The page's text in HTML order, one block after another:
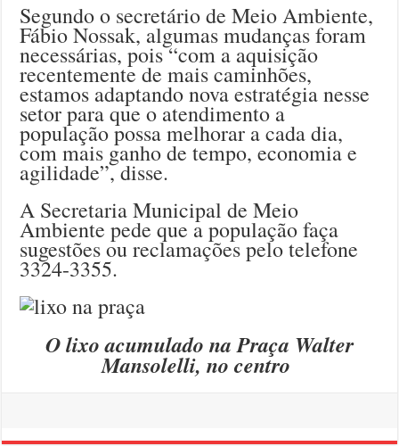
Segundo o secretário de Meio Ambiente,
Fábio Nossak, algumas mudanças foram
necessárias, pois “com a aquisição
recentemente de mais caminhões,
estamos adaptando nova estratégia nesse
setor para que o atendimento a
população possa melhorar a cada dia,
com mais ganho de tempo, economia e
agilidade”, disse.
A Secretaria Municipal de Meio
Ambiente pede que a população faça
sugestões ou reclamações pelo telefone
3324-3355.
O lixo acumulado na Praça Walter
Mansolelli, no centro